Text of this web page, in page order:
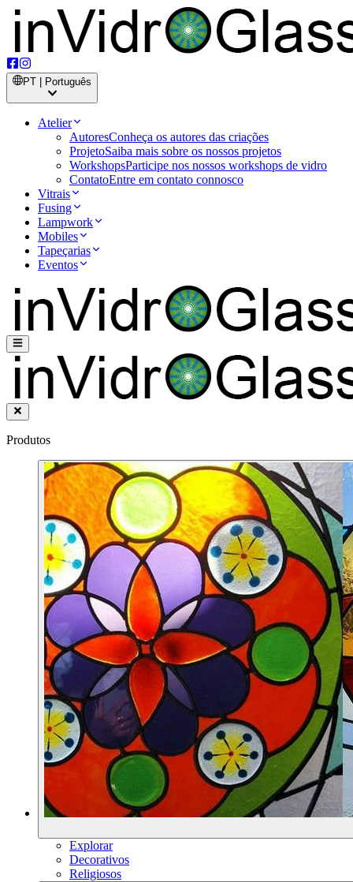
PT | Português
Atelier
AutoresConheça os autores das criações
ProjetoSaiba mais sobre os nossos projetos
WorkshopsParticipe nos nossos workshops de vidro
ContatoEntre em contato connosco
Vitrais
Fusing
Lampwork
Mobiles
Tapeçarias
Eventos
Produtos
Explorar
Decorativos
Religiosos